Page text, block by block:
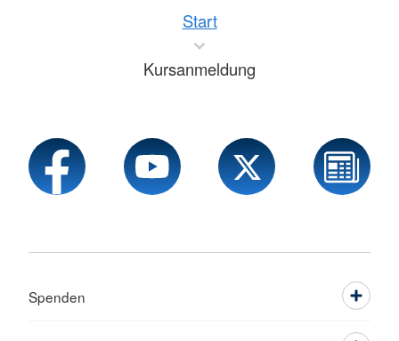
Start
Kursanmeldung
Spenden